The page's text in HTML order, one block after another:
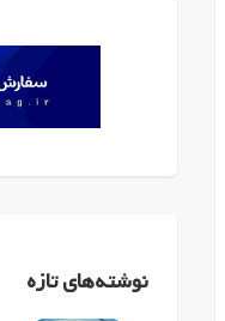
نوشته‌های تازه